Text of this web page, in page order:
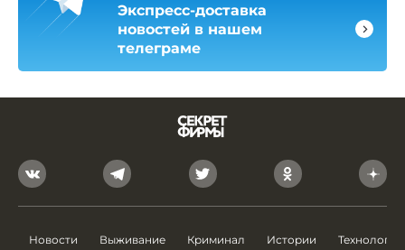
Экспресс-доставка
новостей в нашем
телеграме
Новости Выживание Криминал Истории Технологии